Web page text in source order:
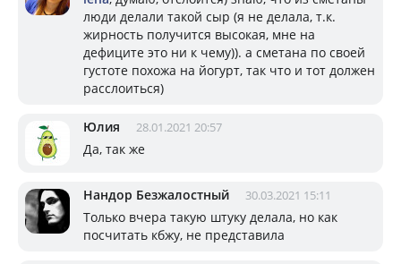
люди делали такой сыр (я не делала, т.к.
жирность получится высокая, мне на
дефиците это ни к чему)). а сметана по своей
густоте похожа на йогурт, так что и тот должен
расслоиться)
Юлия 28.01.2021 20:57
Да, так же
Нандор Безжалостный 30.03.2021 15:11
Только вчера такую штуку делала, но как
посчитать кбжу, не представила